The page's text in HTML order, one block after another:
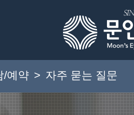
/예약 > 자주 묻는 질문